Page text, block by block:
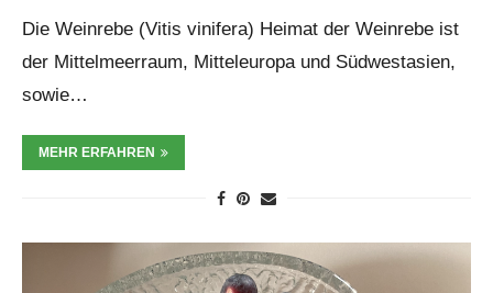
Die Weinrebe (Vitis vinifera) Heimat der Weinrebe ist
der Mittelmeerraum, Mitteleuropa und Südwestasien,
sowie…
MEHR ERFAHREN